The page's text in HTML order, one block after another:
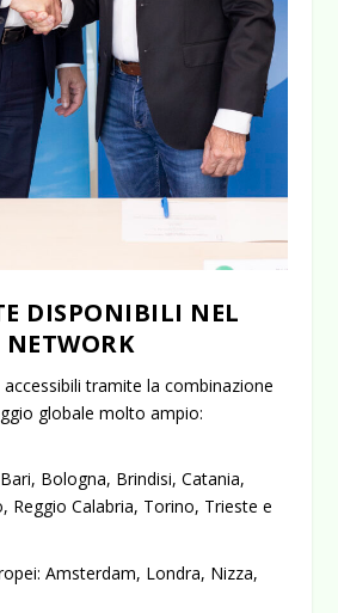
DISPONIBILI NEL
NETWORK
tramite la combinazione
globale molto ampio:
Bari, Bologna, Brindisi, Catania,
Reggio Calabria, Torino, Trieste e
Amsterdam, Londra, Nizza,